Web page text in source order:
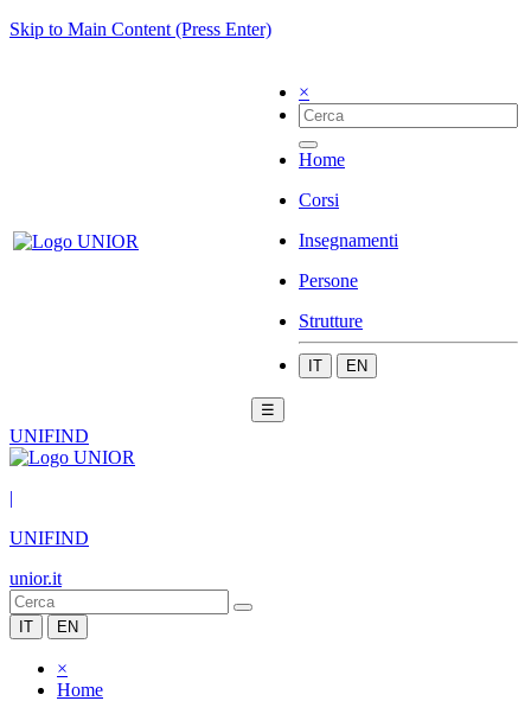
Skip to Main Content (Press Enter)
×
Home
Corsi
Insegnamenti
Persone
Strutture
IT EN
☰
UNIFIND
|
UNIFIND
unior.it
IT EN
×
Home